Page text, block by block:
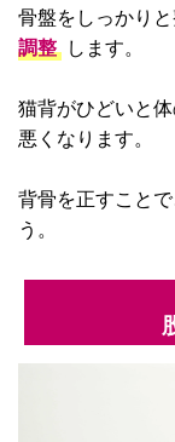
骨盤をしっかりと
調整 します。
猫背がひどいと
悪くなります。
背骨を正すこと
う。